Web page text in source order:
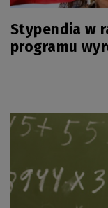
Stypendia w
programu